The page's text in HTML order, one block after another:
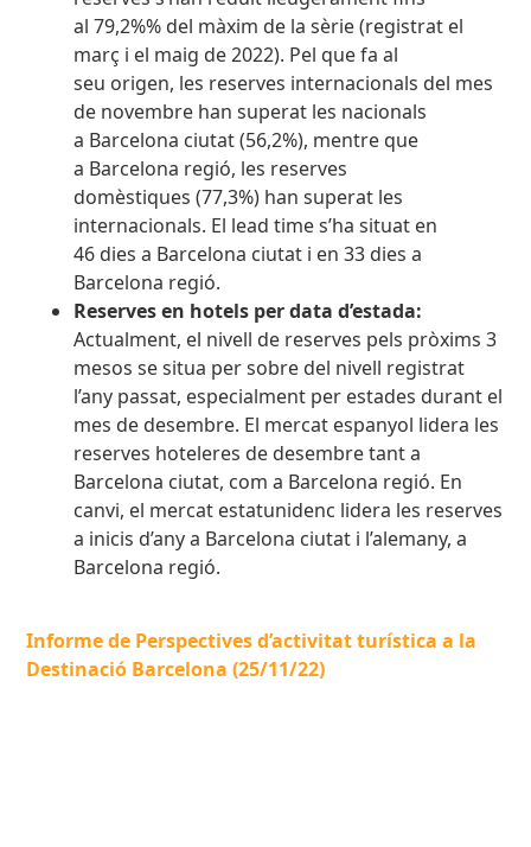
al 79,2%% del màxim de la sèrie (registrat el
març i el maig de 2022). Pel que fa al
seu origen, les reserves internacionals del mes
de novembre han superat les nacionals
a Barcelona ciutat (56,2%), mentre que
a Barcelona regió, les reserves
domèstiques (77,3%) han superat les
internacionals. El lead time s’ha situat en
46 dies a Barcelona ciutat i en 33 dies a
Barcelona regió.
Reserves en hotels per data d’estada:
Actualment, el nivell de reserves pels pròxims 3
mesos se situa per sobre del nivell registrat
l’any passat, especialment per estades durant el
mes de desembre. El mercat espanyol lidera les
reserves hoteleres de desembre tant a
Barcelona ciutat, com a Barcelona regió. En
canvi, el mercat estatunidenc lidera les reserves
a inicis d’any a Barcelona ciutat i l’alemany, a
Barcelona regió.
Informe de Perspectives d’activitat turística a la
Destinació Barcelona (25/11/22)